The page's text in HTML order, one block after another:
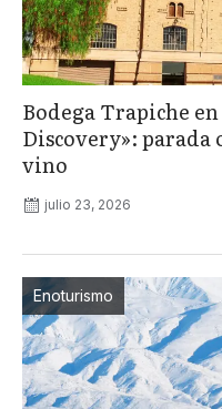
Bodega Trapiche en
Discovery»:
vino
julio 23, 2026
Enoturismo